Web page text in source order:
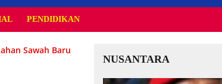
PENDIDIKAN
Sawah Baru
NUSANTARA